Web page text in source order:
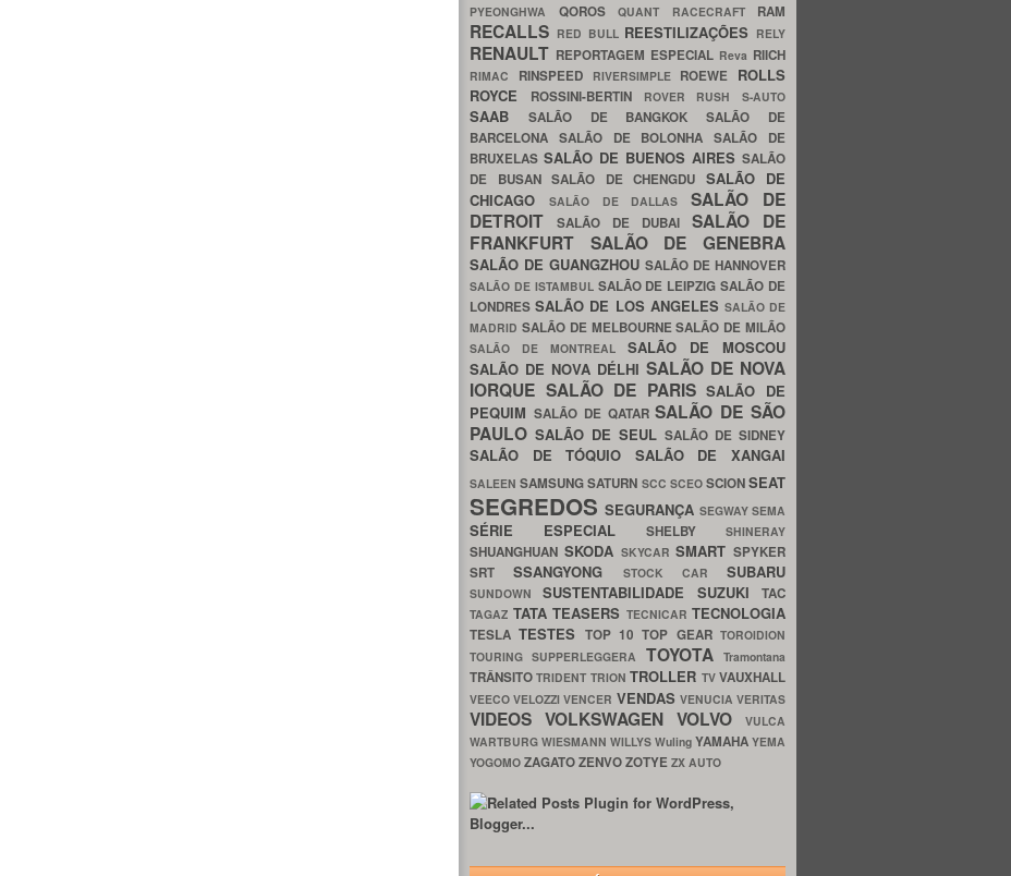
PYEONGHWA QOROS QUANT RACECRAFT RAM
RECALLS RED BULL REESTILIZAÇÕES RELY
RENAULT REPORTAGEM ESPECIAL Reva RIICH
RIMAC RINSPEED RIVERSIMPLE ROEWE ROLLS
ROYCE
ROSSINI-BERTIN ROVER RUSH S-AUTO
SAAB SALÃO DE BANGKOKSALÃO DE
BARCELONA SALÃO DE BOLONHASALÃO DE
BRUXELAS SALÃO DE BUENOS AIRES SALÃO
DE BUSAN SALÃO DE CHENGDU SALÃO DE
CHICAGO
SALÃO DE DALLASSALÃO DE
DETROIT
SALÃO DE DUBAI SALÃO DE
FRANKFURT SALÃO DE GENEBRA
SALÃO DE GUANGZHOU SALÃO DE HANNOVER
SALÃO DE ISTAMBUL SALÃO DE LEIPZIGSALÃO DE
LONDRESSALÃO DE LOS ANGELES SALÃO DE
MADRID SALÃO DE MELBOURNESALÃO DE MILÃO
SALÃO DE MONTREAL SALÃO DE MOSCOU
SALÃO DE NOVA DÉLHI SALÃO DE NOVA
IORQUE SALÃO DE PARISSALÃO DE
PEQUIM SALÃO DE QATARSALÃO DE SÃO
PAULO SALÃO DE SEUL SALÃO DE SIDNEY
SALÃO DE TÓQUIO SALÃO DE XANGAI
SALEENSAMSUNGSATURN SCC SCEO SCIONSEAT
SEGREDOSSEGURANÇA SEGWAYSEMA
SÉRIE ESPECIAL SHELBY SHINERAY
SHUANGHUAN SKODA SKYCARSMART SPYKER
SRTSSANGYONG STOCK CAR SUBARU
SUNDOWNSUSTENTABILIDADE SUZUKITAC
TAGAZ TATA TEASERS TECNICAR TECNOLOGIA
TESLATESTES TOP 10TOP GEARTOROIDION
TOURING SUPPERLEGGERA TOYOTATramontana
TRÂNSITOTRIDENT TRIONTROLLER TVVAUXHALL
VEECOVELOZZIVENCER VENDAS VENUCIAVERITAS
VIDEOS VOLKSWAGEN VOLVO
VULCA
WARTBURG WIESMANN WILLYS Wuling YAMAHA YEMA
YOGOMO ZAGATOZENVOZOTYE ZX AUTO